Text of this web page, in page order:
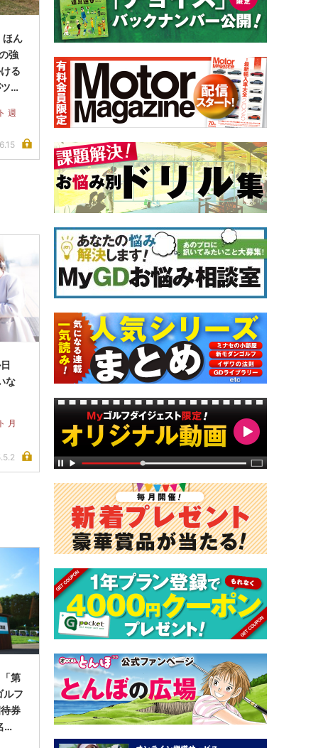
ほん
強
る
ア
週
な
月
第
ルフ
券
…